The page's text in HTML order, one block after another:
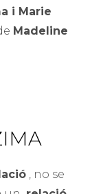
i Marie
Madeline
, no se